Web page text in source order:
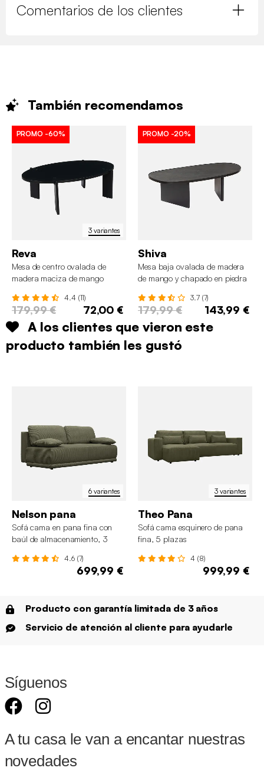
Comentarios de los clientes
También recomendamos
3 variantes
PROMO -60%
Reva
Mesa de centro ovalada de
madera maciza de mango
4.4 (11)
179,99 € 72,00 €
PROMO -20%
Shiva
Mesa baja ovalada de madera
de mango y chapado en piedra
3.7 (7)
179,99 € 143,99 €
A los clientes que vieron este
producto también les gustó
6 variantes
Nelson pana
Sofá cama en pana fina con
baúl de almacenamiento, 3
4.6 (7)
699,99 €
3 variantes
Theo Pana
Sofá cama esquinero de pana
fina, 5 plazas
4 (8)
999,99 €
Producto con garantía limitada de 3 años
Servicio de atención al cliente para ayudarle
Síguenos
A tu casa le van a encantar nuestras
novedades